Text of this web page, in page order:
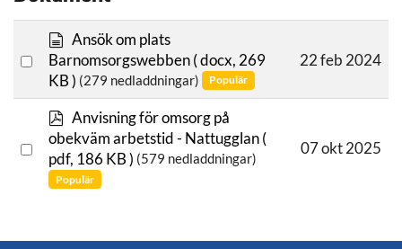
Select
item
d
o
k
u
m
e
n
t
Ansök om plats
Barnomsorgswebben ( docx, 269
KB ) (279 nedladdningar) Populär
22 feb 2024
Select
d
f
Anvisning för omsorg på
obekväm arbetstid - Nattugglan (
pdf, 186 KB ) (579 nedladdningar)
Populär
07 okt 2025